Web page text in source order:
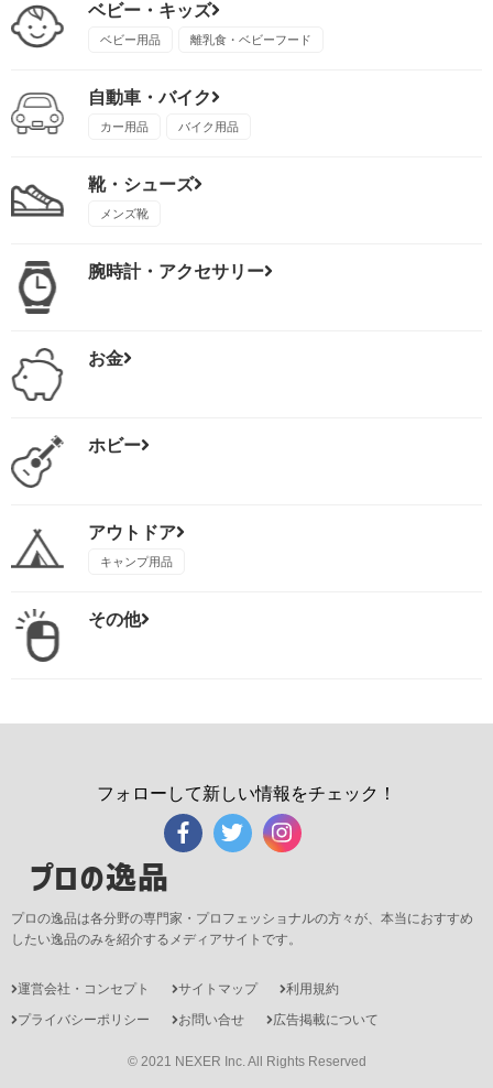
ベビー・キッズ
ベビー用品 離乳食・ベビーフード
自動車・バイク
カー用品 バイク用品
靴・シューズ
メンズ靴
腕時計・アクセサリー
お金
ホビー
アウトドア
キャンプ用品
その他
フォローして新しい情報をチェック！
プロの逸品
プロの逸品は各分野の専門家・プロフェッショナルの方々が、本当におすすめ
したい逸品のみを紹介するメディアサイトです。
運営会社・コンセプト サイトマップ
利用規約
プライバシーポリシー
お問い合せ 広告掲載について
© 2021 NEXER Inc. All Rights Reserved